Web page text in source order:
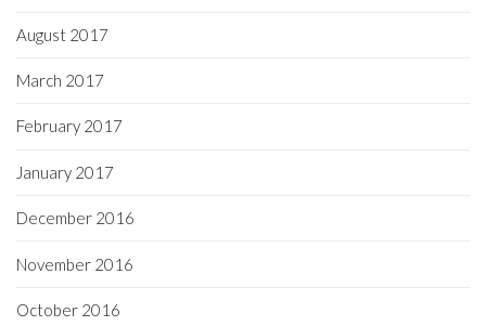
August 2017
March 2017
February 2017
January 2017
December 2016
November 2016
October 2016